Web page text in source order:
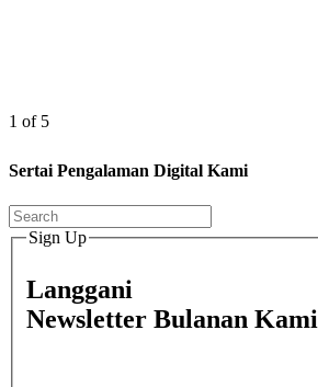
1 of 5
Sertai Pengalaman Digital Kami
Sign Up
Langgani
Newsletter Bulanan Kami